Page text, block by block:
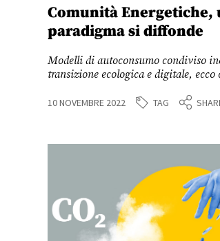
Comunità Energetiche,
paradigma si diffonde
Modelli di autoconsumo condiviso
transizione ecologica e digitale,
10 NOVEMBRE 2022 TAG